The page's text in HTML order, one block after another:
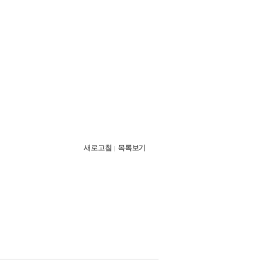
새로고침 | 목록보기